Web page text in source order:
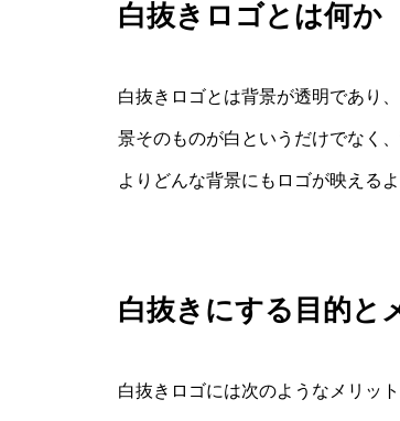
白抜きロゴとは何か
白抜きロゴとは背景が透明であり
景そのものが白というだけでなく
よりどんな背景にもロゴが映えるよ
白抜きにする目的と
白抜きロゴには次のようなメリッ